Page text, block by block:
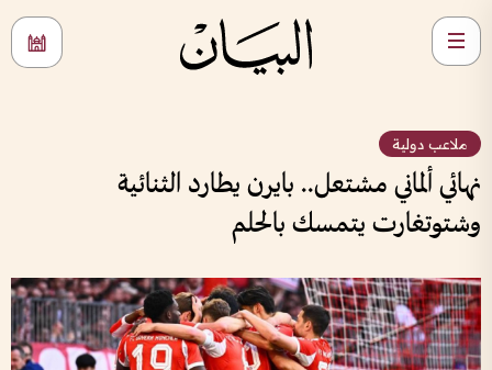
ملاعب دولية
نهائي ألماني مشتعل.. بايرن يطارد الثنائية
وشتوتغارت يتمسك بالحلم